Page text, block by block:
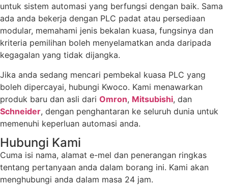
untuk sistem automasi yang berfungsi dengan baik. Sama
ada anda bekerja dengan PLC padat atau persediaan
modular, memahami jenis bekalan kuasa, fungsinya dan
kriteria pemilihan boleh menyelamatkan anda daripada
kegagalan yang tidak dijangka.
Jika anda sedang mencari pembekal kuasa PLC yang
boleh dipercayai, hubungi Kwoco. Kami menawarkan
produk baru dan asli dari Omron, Mitsubishi, dan
Schneider, dengan penghantaran ke seluruh dunia untuk
memenuhi keperluan automasi anda.
Hubungi Kami
Cuma isi nama, alamat e-mel dan penerangan ringkas
tentang pertanyaan anda dalam borang ini. Kami akan
menghubungi anda dalam masa 24 jam.